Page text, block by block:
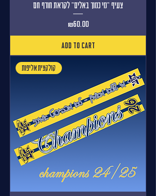
צעיף "מי כמוך באלים" לקראת חורף חם
Price
₪60.00
Add to Cart
קולקצית אליפות